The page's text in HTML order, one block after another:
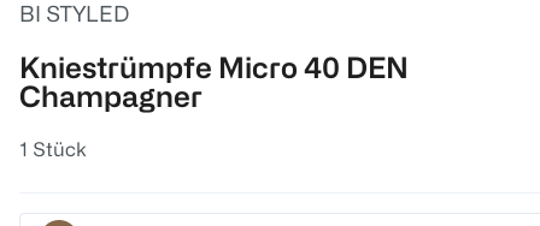
BI STYLED
Kniestrümpfe Micro 40 DEN
Champagner
1 Stück